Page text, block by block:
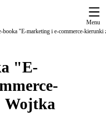
Menu
booka "E-marketing i e-commerce-
"E-
Wojtka